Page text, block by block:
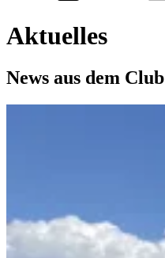
Aktuelles
News aus dem Club